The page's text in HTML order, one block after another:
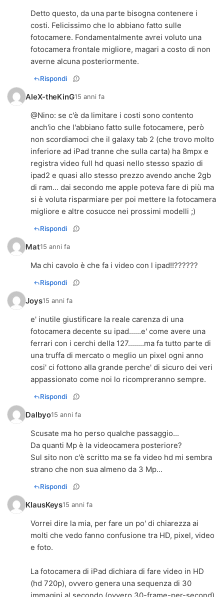
Detto questo, da una parte bisogna contenere i
costi. Felicissimo che lo abbiano fatto sulle
fotocamere. Fondamentalmente avrei voluto una
fotocamera frontale migliore, magari a costo di non
averne alcuna posteriormente.
Rispondi
AleX-theKinG15 anni fa
@Nino: se c'è da limitare i costi sono contento
anch'io che l'abbiano fatto sulle fotocamere, però
non scordiamoci che il galaxy tab 2 (che trovo molto
inferiore ad iPad tranne che sulla carta) ha 8mpx e
registra video full hd quasi nello stesso spazio di
ipad2 e quasi allo stesso prezzo avendo anche 2gb
di ram... dai secondo me apple poteva fare di più ma
si è voluta risparmiare per poi mettere la fotocamera
migliore e altre cosucce nei prossimi modelli ;)
Rispondi
Mat15 anni fa
Ma chi cavolo è che fa i video con l ipad!!??????
Rispondi
Joys15 anni fa
e' inutile giustificare la reale carenza di una
fotocamera decente su ipad......e' come avere una
ferrari con i cerchi della 127........ma fa tutto parte di
una truffa di mercato o meglio un pixel ogni anno
cosi' ci fottono alla grande perche' di sicuro dei veri
appassionato come noi lo ricompreranno sempre.
Rispondi
Dalbyo15 anni fa
Scusate ma ho perso qualche passaggio...
Da quanti Mp è la videocamera posteriore?
Sul sito non c'è scritto ma se fa video hd mi sembra
strano che non sua almeno da 3 Mp...
Rispondi
KlausKeys15 anni fa
Vorrei dire la mia, per fare un po' di chiarezza ai
molti che vedo fanno confusione tra HD, pixel, video
e foto.
La fotocamera di iPad dichiara di fare video in HD
(hd 720p), ovvero genera una sequenza di 30